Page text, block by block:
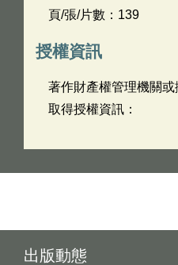
頁/張/片數：139
授權資訊
著作財產權管理機關或
取得授權資訊：
出版動態